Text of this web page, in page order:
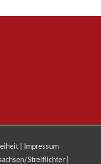
|
Impressum
Streiflichter |